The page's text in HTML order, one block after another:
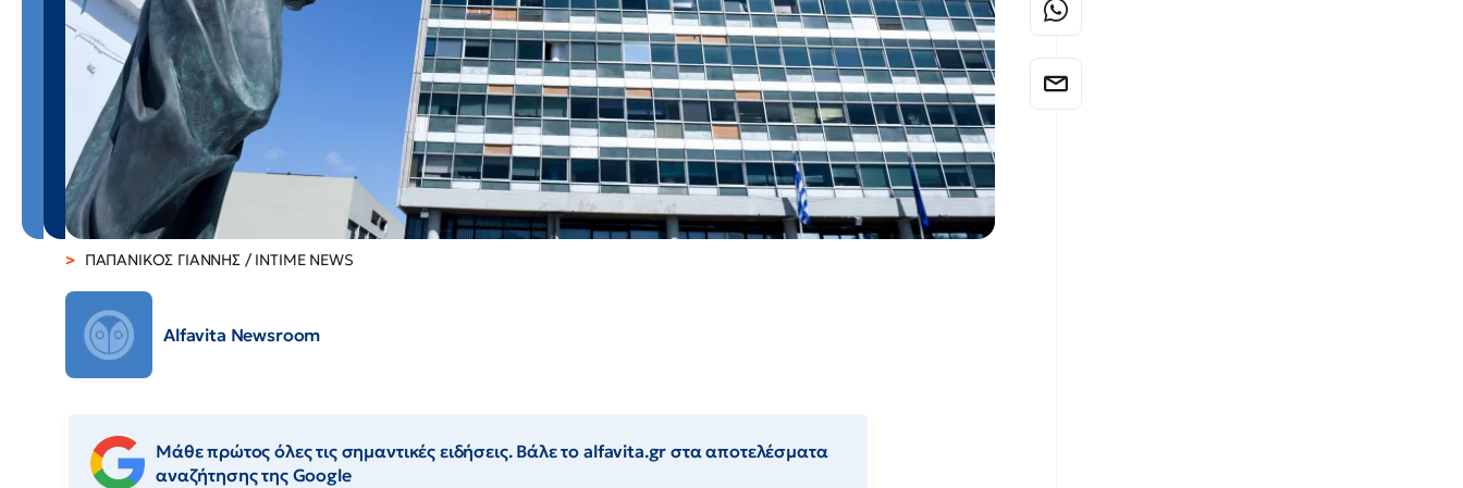
ΠΑΠΑΝΙΚΟΣ ΓΙΑΝΝΗΣ / INTIME NEWS
Alfavita Newsroom
Μάθε πρώτος όλες τις σημαντικές ειδήσεις. Βάλε το alfavita.gr στα αποτελέσματα
αναζήτησης της Google